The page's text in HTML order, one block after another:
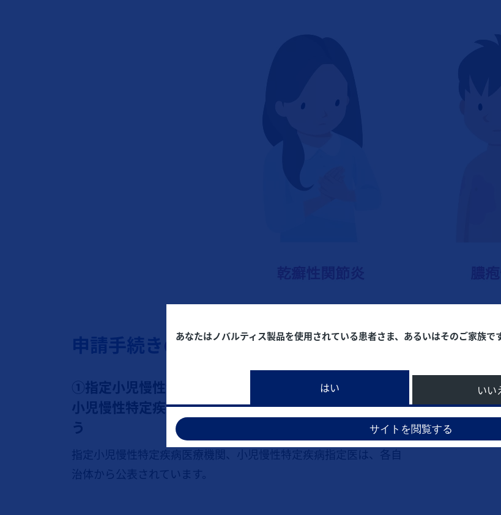
申請手続きの流れ[1]
①指定小児慢性特定疾病医療機関を受診し、診断後、
小児慢性特定疾病指定医に医療意見書を記載してもら
う
指定小児慢性特定疾病医療機関、小児慢性特定疾病指定医は、各自
治体から公表されています。
あなたはノバルティス製品を使用されている患者さま、あるいはそのご家族で
はい いい
サイトを閲覧する